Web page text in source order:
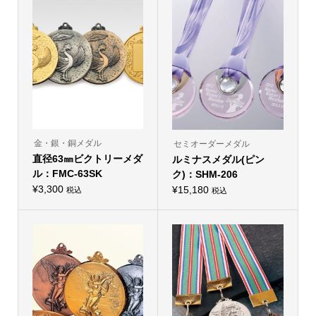
複
数
の
バ
リ
エ
ー
シ
り
ま
す。
オ
プ
シ
ン
ー
ジ
か
ら
選
択
の
バ
リ
エ
ー
シ
ョ
ン
が
あ
り
ま
す。
オ
プ
シ
ン
商
品
ペ
ー
ジ
か
ら
選
択
金・銀・銅メダル
直径63㎜ビクトリーメダ
ル：FMC-63SK
¥3,300 税込
の
複
数
の
バ
リ
エ
セミオーダーメダル
ルミナスメダル(ピン
ク)：SHM-206
¥15,180 税込
の
品
に
は
複
数
の
バ
リ
エ